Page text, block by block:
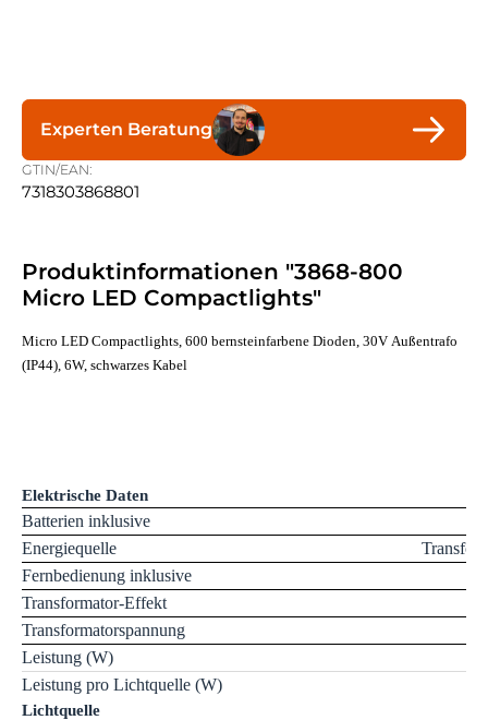
Experten Beratung
GTIN/EAN:
7318303868801
Produktinformationen "3868-800
Micro LED Compactlights"
Micro LED Compactlights, 600 bernsteinfarbene Dioden, 30V Außentrafo
(IP44), 6W, schwarzes Kabel
Elektrische Daten
Batterien inklusive
Energiequelle
Fernbedienung inklusive
Transformator-Effekt
Transformatorspannung
Leistung (W)
Leistung pro Lichtquelle (W)
Lichtquelle